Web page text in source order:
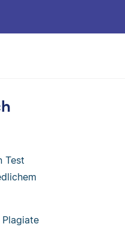
Test
Plagiate